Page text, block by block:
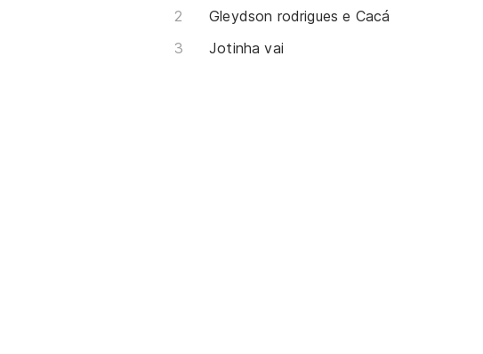
Gleydson rodrigues e Cacá
Jotinha vai